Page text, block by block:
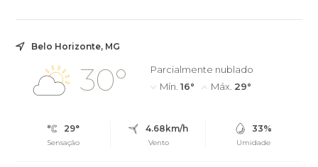
Belo Horizonte, MG
30°
Parcialmente nublado
Mín. 16° Máx. 29°
29°
Sensação
4.68km/h
Vento
33%
Umidade